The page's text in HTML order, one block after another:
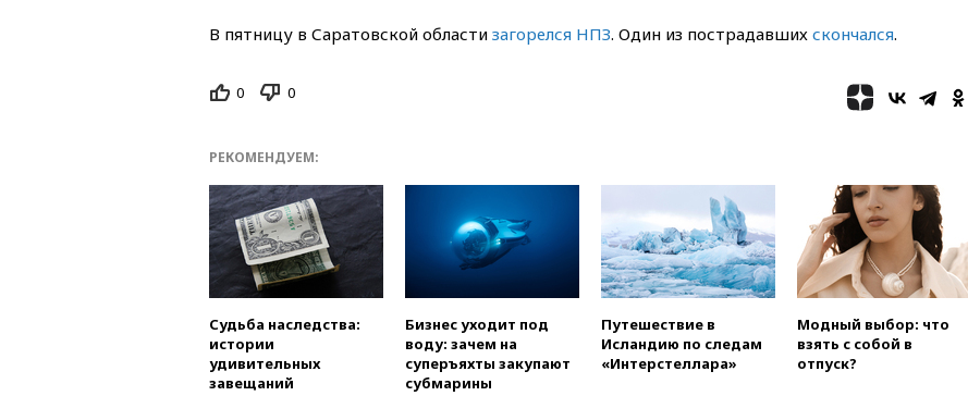
вчера, 22:45Литовец
Бессент
Три человека
получили ножевые ранения
при нападении в Чехии
вчера, 22:00
Путин поручил
выделить средства на новые
РЛС для Белгородской
области
вчера, 21:56The Atlantic: Маск
В пятницу в Саратовской области загорелся НПЗ. Один из пострадавших скончался.
0 0
РЕКОМЕНДУЕМ:
Судьба наследства:
истории
удивительных
завещаний
Бизнес уходит под
воду: зачем на
суперъяхты закупают
субмарины
Путешествие в
Исландию по следам
«Интерстеллара»
Модный выбор: что
взять с собой в
отпуск?